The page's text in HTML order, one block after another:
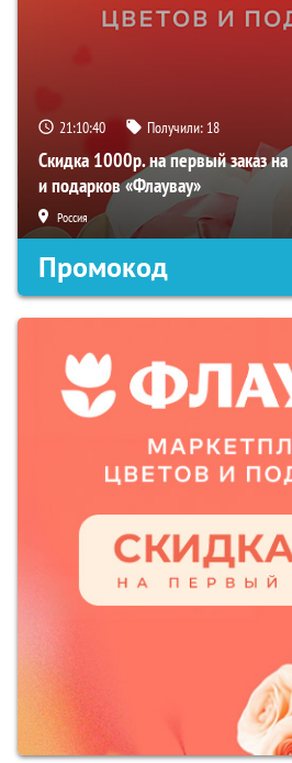
21:10:39 Получили: 18
Скидка 1000р. на первый заказ
и подарков «Флаувау»
Россия
Промокод